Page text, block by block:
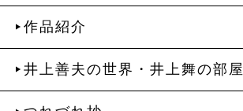
作品紹介
井上善夫の世界・井上舞の部屋